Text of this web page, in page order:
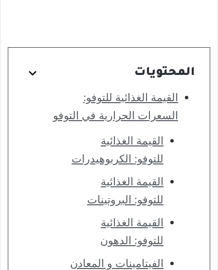
المحتويات
القيمة الغذائية للتوفو:
السعرات الحرارية في التوفو
القيمة الغذائية
للتوفو: الكربوهيدرات
القيمة الغذائية
للتوفو: البروتينات
القيمة الغذائية
للتوفو: الدهون
الفيتامينات و المعادن